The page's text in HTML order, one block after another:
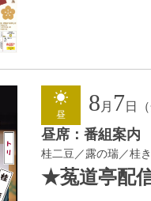
昼 8 月 7日（
昼席：番組案内
桂二豆／露の瑞／桂
★菟道亭配